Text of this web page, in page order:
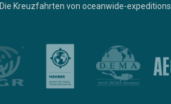
Die Kreuzfahrten von oceanwide-